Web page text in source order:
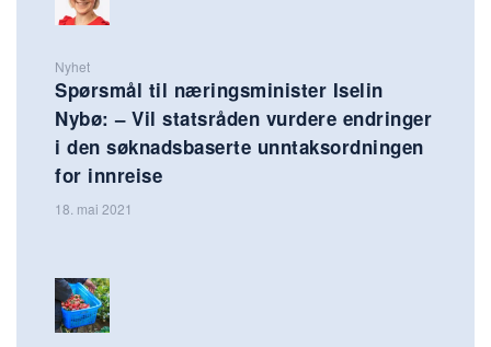
Nyhet
Spørsmål til næringsminister Iselin
Nybø: – Vil statsråden vurdere endringer
i den søknadsbaserte unntaksordningen
for innreise
18. mai 2021